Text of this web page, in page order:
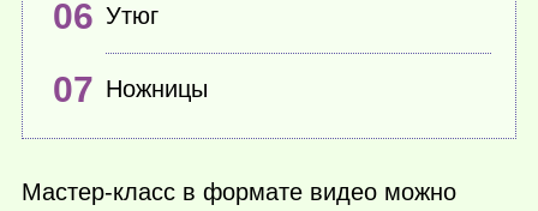
Утюг
Ножницы
Мастер-класс в формате видео можно